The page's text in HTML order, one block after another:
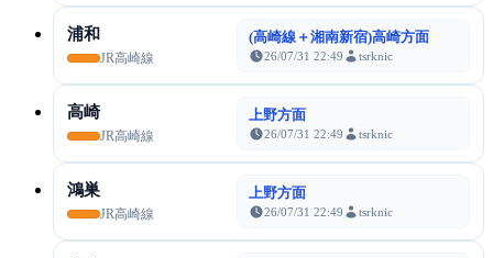
浦和
JR高崎線
(高崎線＋湘南新宿)高崎方面
26/07/31 22:49 tsrknic
高崎
JR高崎線
上野方面
26/07/31 22:49 tsrknic
鴻巣
JR高崎線
上野方面
26/07/31 22:49 tsrknic